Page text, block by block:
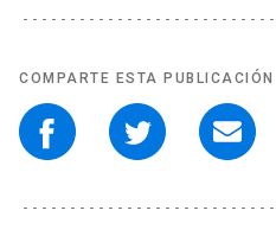
COMPARTE ESTA PUBLICACIÓN